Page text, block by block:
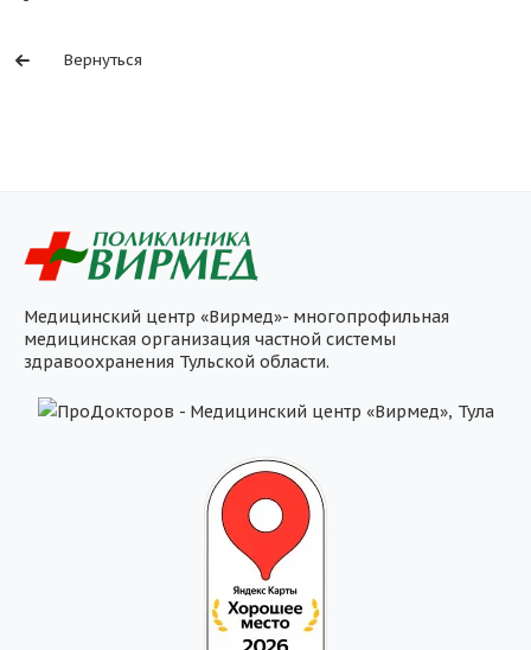
Вернуться
Медицинский центр «Вирмед»- многопрофильная
медицинская организация частной системы
здравоохранения Тульской области.